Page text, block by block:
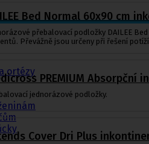
ortézy
Bed Normal 60x90 cm
přebalovací podložky DAILEE
Převážně jsou určeny při řešení
PREMIUM Absorpční
jednorázové podložky.
Cover Dri Plus